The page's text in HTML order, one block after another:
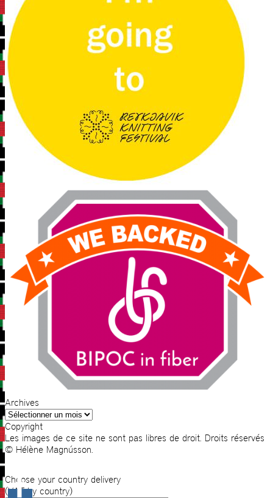
Archives
Archives
Copyright
Les images de ce site ne sont pas libres de droit. Droits réservés
© Hélène Magnússon.
Choose your country delivery
(VAT by country)